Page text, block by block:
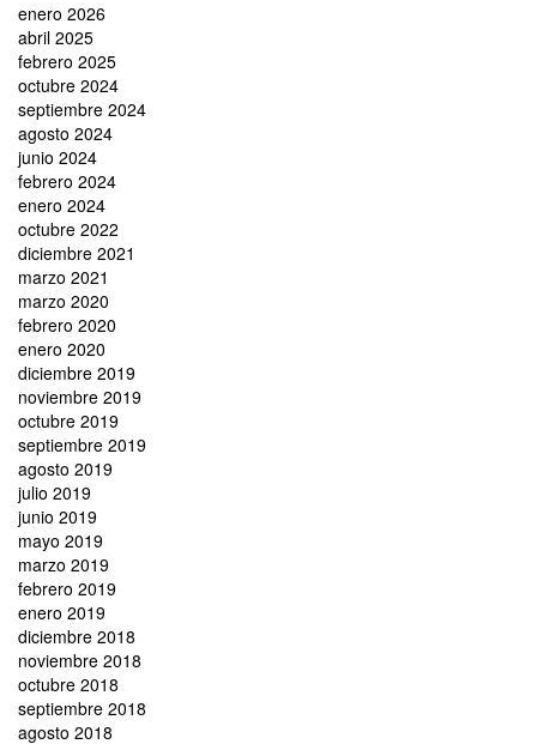
enero 2026
abril 2025
febrero 2025
octubre 2024
septiembre 2024
agosto 2024
junio 2024
febrero 2024
enero 2024
octubre 2022
diciembre 2021
marzo 2021
marzo 2020
febrero 2020
enero 2020
diciembre 2019
noviembre 2019
octubre 2019
septiembre 2019
agosto 2019
julio 2019
junio 2019
mayo 2019
marzo 2019
febrero 2019
enero 2019
diciembre 2018
noviembre 2018
octubre 2018
septiembre 2018
agosto 2018